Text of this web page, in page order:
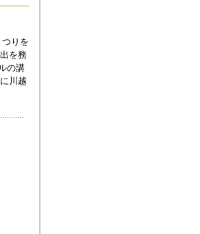
りを
を務
の講
川越